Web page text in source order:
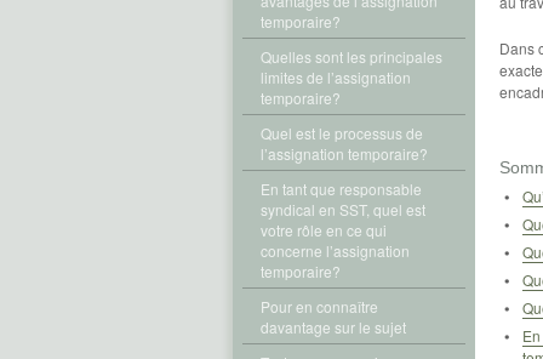
temporaire?
Quelles sont les principales
limites de l’assignation
temporaire?
Quel est le processus de
l’assignation temporaire?
En tant que responsable
syndical en SST, quel est
votre rôle en ce qui
concerne l’assignation
temporaire?
Pour en connaître
davantage sur le sujet
Dans